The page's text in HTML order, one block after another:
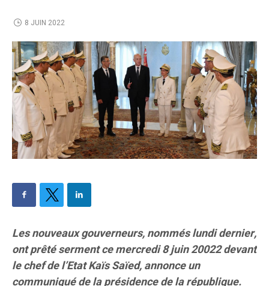
8 JUIN 2022
Les nouveaux gouverneurs, nommés lundi dernier,
ont prêté serment ce mercredi 8 juin 20022 devant
le chef de l’Etat Kaïs Saïed, annonce un
communiqué de la présidence de la république.